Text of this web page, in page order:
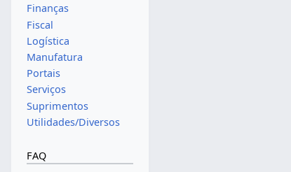
Finanças
Fiscal
Logística
Manufatura
Portais
Serviços
Suprimentos
Utilidades/Diversos
FAQ